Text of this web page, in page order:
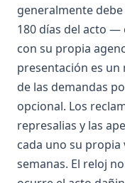
generalmente debe
180 días del acto —
con su propia
presentación es
de las demandas
opcional. Los
represalias y las
cada uno su propia
semanas. El reloj